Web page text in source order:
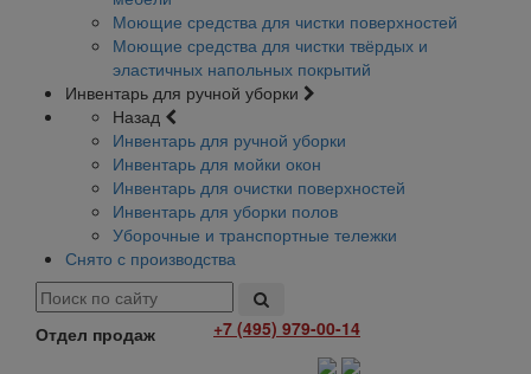
Моющие средства для чистки поверхностей
Моющие средства для чистки твёрдых и
эластичных напольных покрытий
Инвентарь для ручной уборки
Назад
Инвентарь для ручной уборки
Инвентарь для мойки окон
Инвентарь для очистки поверхностей
Инвентарь для уборки полов
Уборочные и транспортные тележки
Снято с производства
Отдел продаж +7 (495) 979-00-14